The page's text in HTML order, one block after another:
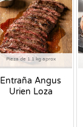
Pieza de 1.1 kg aprox
Entraña Angus
Urien Loza